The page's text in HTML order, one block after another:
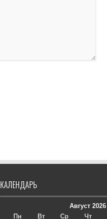
КАЛЕНДАРЬ
Август 2026
Пн
Вт Ср Чт